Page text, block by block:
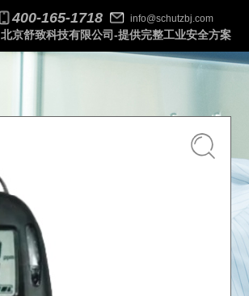
400-165-1718 info@schutzbj.com
北京舒致科技有限公司-提供完整工业安全方案